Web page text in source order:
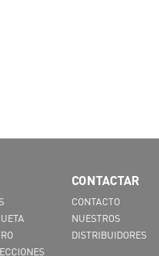
CONTACTAR
CONTACTO
NUESTROS
DISTRIBUIDORES